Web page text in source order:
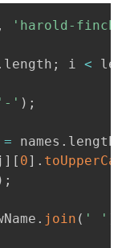
, 'harold-finch'
length ; i <
'-' ) ;
= names . length
] [ 0] .
;
. join ( ' '